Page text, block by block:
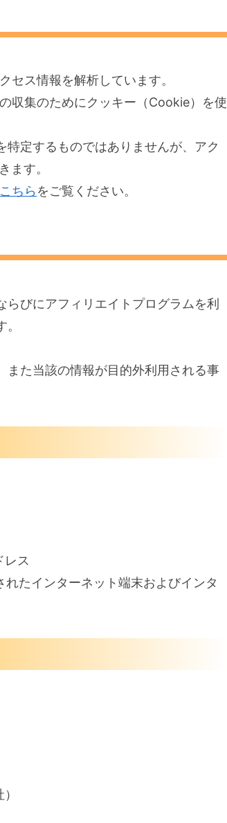
セス情報を解析しています。
収集のためにクッキー（Cookie）を使
特定するものではありませんが、アク
ます。
こちら をご覧ください。
びにアフィリエイトプログラムを利
。
また当該の情報が目的外利用される事
ス
たインターネット端末およびインタ